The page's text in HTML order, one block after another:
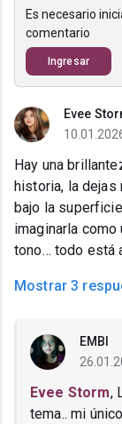
Es necesario
comentario
Ingresar
Evee
Hay una
historia, la dejas
bajo la
imaginarla como
tono… todo está
Mostrar 3
EMBI
Evee Storm,
tema.. mi